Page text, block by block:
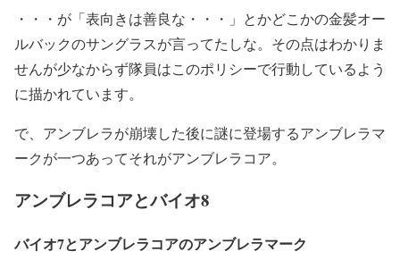
・・・が「表向きは善良な・・・」とかどこかの金髪オー
ルバックのサングラスが言ってたしな。その点はわかりま
せんが少なからず隊員はこのポリシーで行動しているよう
に描かれています。
で、アンブレラが崩壊した後に謎に登場するアンブレラマ
ークが一つあってそれがアンブレラコア。
アンブレラコアとバイオ8
バイオ7とアンブレラコアのアンブレラマーク